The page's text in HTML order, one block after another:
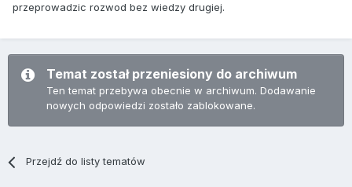
przeprowadzic rozwod bez wiedzy drugiej.
Temat został przeniesiony do archiwum
Ten temat przebywa obecnie w archiwum. Dodawanie
nowych odpowiedzi zostało zablokowane.
Przejdź do listy tematów